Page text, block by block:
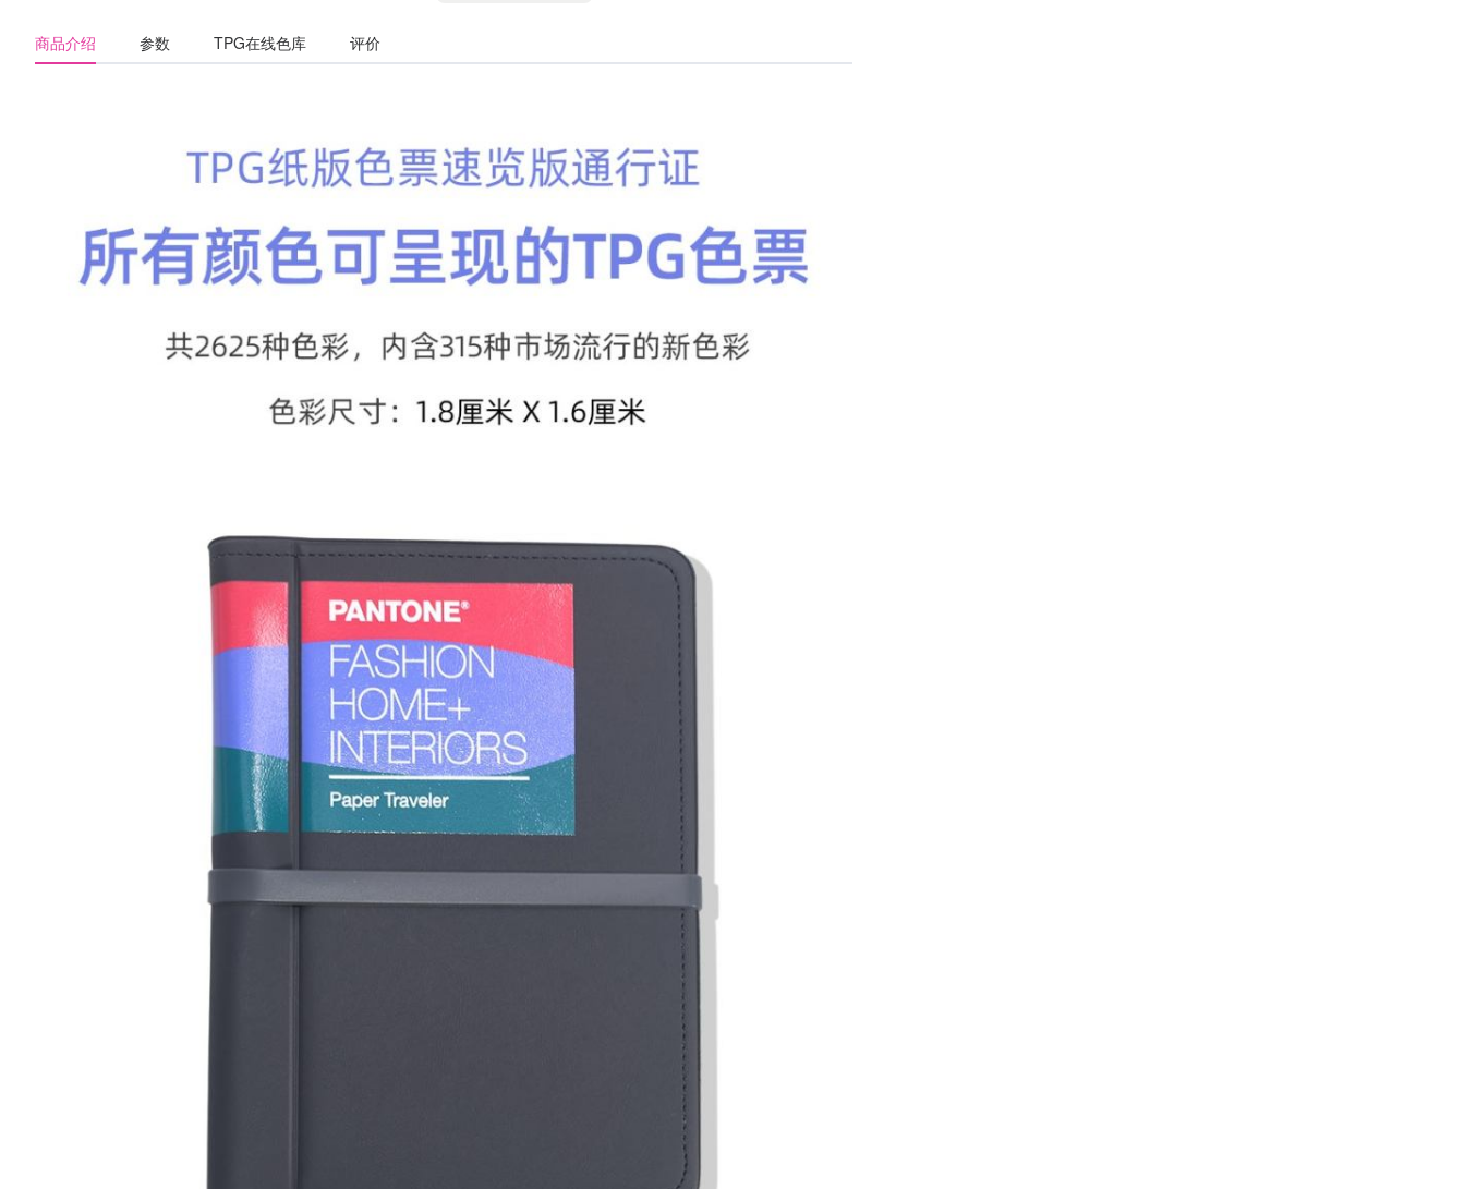
商品介绍 参数 TPG在线色库 评价